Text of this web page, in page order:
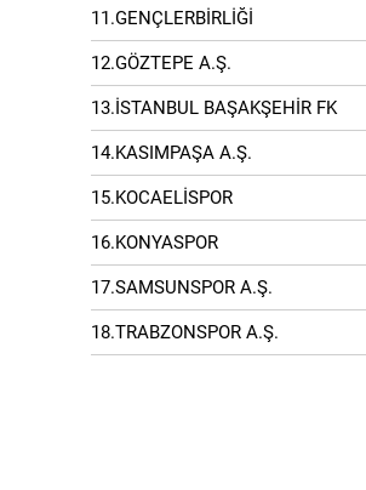
11.GENÇLERBİRLİĞİ
12.GÖZTEPE A.Ş.
13.İSTANBUL BAŞAKŞEHİR FK
14.KASIMPAŞA A.Ş.
15.KOCAELİSPOR
16.KONYASPOR
17.SAMSUNSPOR A.Ş.
18.TRABZONSPOR A.Ş.